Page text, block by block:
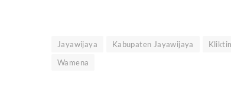
Jayawijaya Kabupaten Jayawijaya
Wamena